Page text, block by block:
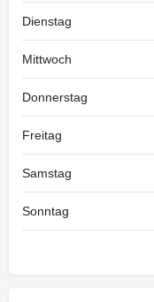
Dienstag
Mittwoch
Donnerstag
Freitag
Samstag
Sonntag